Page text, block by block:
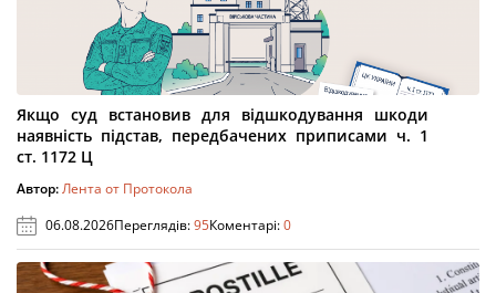
Якщо суд встановив для відшкодування шкоди
наявність підстав, передбачених приписами ч. 1
ст. 1172 Ц
Автор:Лента от Протокола
06.08.2026Переглядів:95Коментарі:0